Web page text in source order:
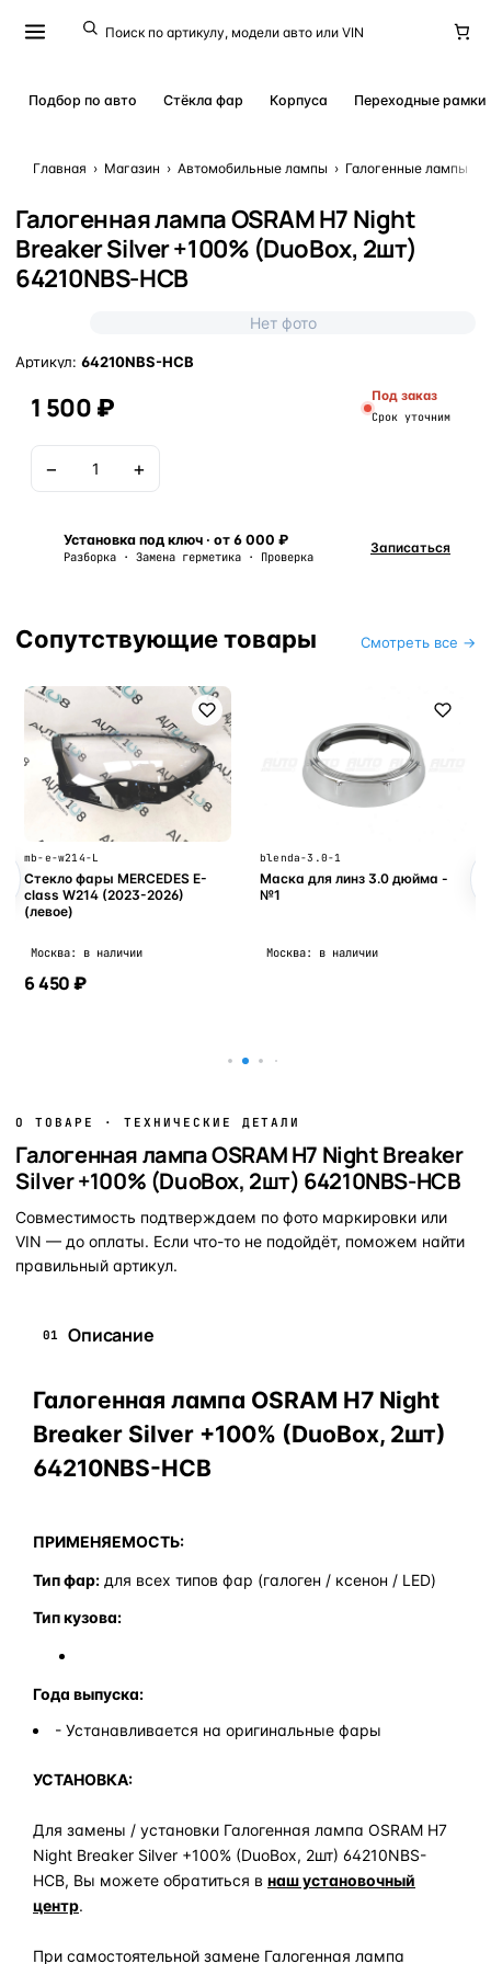
Подбор по авто Стёкла фар Корпуса Переходные рамки
Главная › Магазин › Автомобильные лампы › Галогенные лампы
Галогенная лампа OSRAM H7 Night
Breaker Silver +100% (DuoBox, 2шт)
64210NBS-HCB
Нет фото
Артикул: 64210NBS-HCB
1 500 ₽ Под заказ
Срок уточним
− +
Установка под ключ · от 6 000 ₽
Разборка · Замена герметика · Проверка
Записаться
Сопутствующие товары Смотреть все →
mb-e-w214-L
Стекло фары MERCEDES E-
class W214 (2023-2026)
(левое)
Москва: в наличии
6 450 ₽
blenda-3.0-1
Маска для линз 3.0 дюйма -
№1
Москва: в наличии
О ТОВАРЕ · ТЕХНИЧЕСКИЕ ДЕТАЛИ
Галогенная лампа OSRAM H7 Night Breaker
Silver +100% (DuoBox, 2шт) 64210NBS-HCB
Совместимость подтверждаем по фото маркировки или
VIN — до оплаты. Если что-то не подойдёт, поможем найти
правильный артикул.
01 Описание
Галогенная лампа OSRAM H7 Night
Breaker Silver +100% (DuoBox, 2шт)
64210NBS-HCB
ПРИМЕНЯЕМОСТЬ:
Тип фар: для всех типов фар (галоген / ксенон / LED)
Тип кузова:
Года выпуска:
- Устанавливается на оригинальные фары
УСТАНОВКА:
Для замены / установки Галогенная лампа OSRAM H7
Night Breaker Silver +100% (DuoBox, 2шт) 64210NBS-
HCB, Вы можете обратиться в наш установочный
центр.
При самостоятельной замене Галогенная лампа